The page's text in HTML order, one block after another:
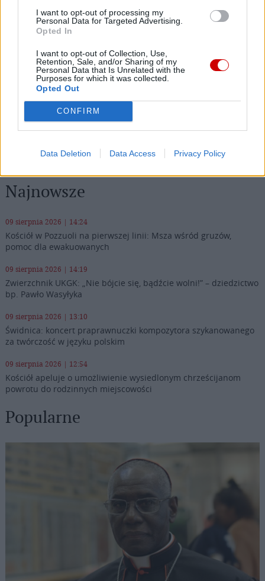
I want to opt-out of processing my
Personal Data for Targeted Advertising.
Opted In
I want to opt-out of Collection, Use,
Retention, Sale, and/or Sharing of my
Personal Data that Is Unrelated with the
Purposes for which it was collected.
Opted Out
CONFIRM
Data Deletion Data Access Privacy Policy
TwitterMessengerWhatsApp
EmailCopy Print
Wersja do druku
Tagi: ABORCJA CIĄŻA FRANCJA SEKULARYZACJA
WIARA ZEBRANIE PLENARNE KEP
Najnowsze
09 sierpnia 2026 | 14:24
Kościół w Pozzuoli na pierwszej linii: Msza wśród gruzów,
pomoc dla ewakuowanych
09 sierpnia 2026 | 14:19
Zwierzchnik UKGK: „Nie bójcie się, bądźcie wolni!” – dziedzictwo
bp. Pawło Wasyłyka
09 sierpnia 2026 | 13:10
Świdnica: koncert praprawnuczki kompozytora szykanowanego
za twórczość w języku polskim
09 sierpnia 2026 | 12:54
Kościół apeluje o umożliwienie wysiedlonym chrześcijanom
powrotu do rodzinnych miejscowości
Popularne